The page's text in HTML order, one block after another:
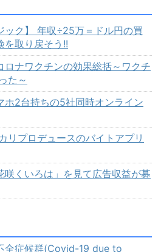
ック】 年収÷25万＝ドル円の買
を取り戻そう!!
ロナワクチンの効果総括～ワクチ
た～
ホ2台持ちの5社同時オンライン
リプロデュースのバイトアプリ
咲くいろは」を見て広告収益が募
全症候群(Covid-19 due to